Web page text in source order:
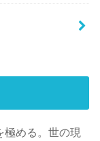
極める。世の現